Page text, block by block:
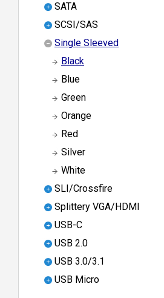
SATA
SCSI/SAS
Single Sleeved
Black
Blue
Green
Orange
Red
Silver
White
SLI/Crossfire
Splittery VGA/HDMI
USB-C
USB 2.0
USB 3.0/3.1
USB Micro